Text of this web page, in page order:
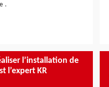
.
l’installation de
l’expert KR